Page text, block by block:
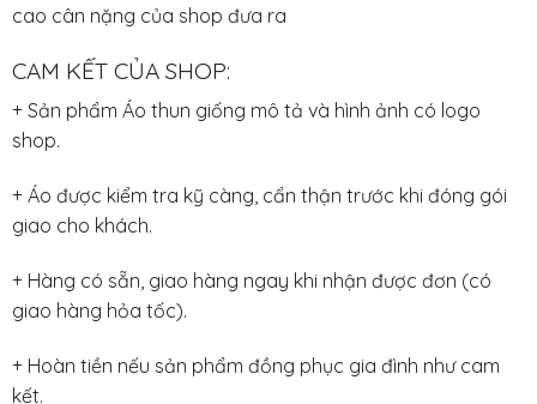
cao cân nặng của shop đưa ra
CAM KẾT CỦA SHOP:
+ Sản phẩm Áo thun giống mô tả và hình ảnh có logo
shop.
+ Áo được kiểm tra kỹ càng, cẩn thận trước khi đóng gói
giao cho khách.
+ Hàng có sẵn, giao hàng ngay khi nhận được đơn (có
giao hàng hỏa tốc).
+ Hoàn tiền nếu sản phẩm đồng phục gia đình như cam
kết.